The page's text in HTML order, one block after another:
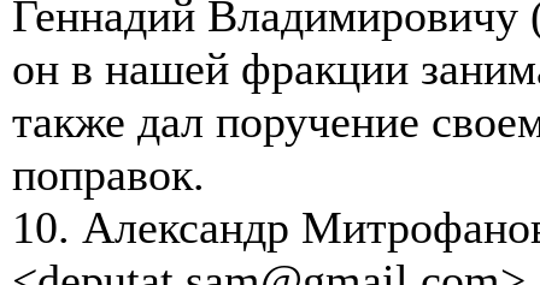
Геннадий Владимировичу
он в нашей фракции
также дал поручение
поправок.
10. Александр